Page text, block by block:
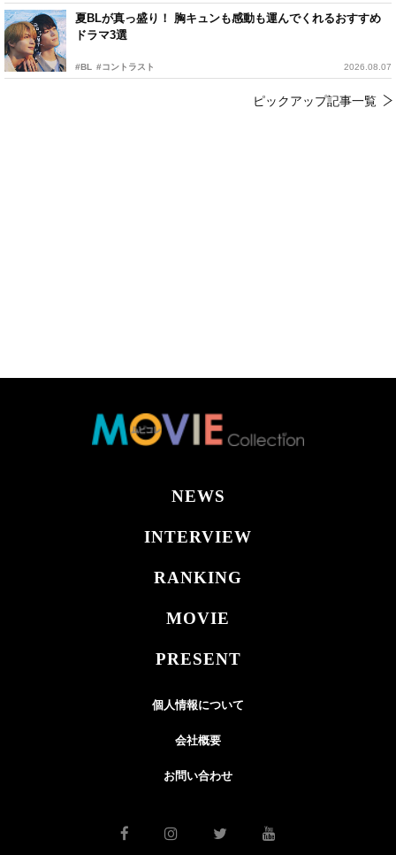
夏BLが真っ盛り！ 胸キュンも感動も運んでくれるおすすめ
ドラマ3選
#BL #コントラスト 2026.08.07
ピックアップ記事一覧
NEWS
INTERVIEW
RANKING
MOVIE
PRESENT
個人情報について
会社概要
お問い合わせ